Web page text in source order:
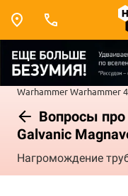
WarhammerWarhammer
Вопросы
Galvanic
Нагромождение